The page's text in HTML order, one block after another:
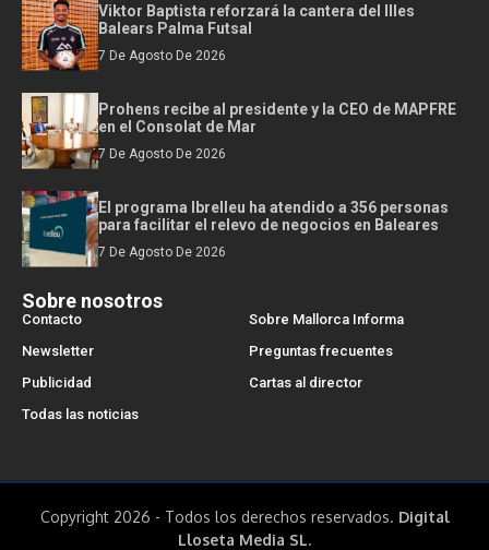
Viktor Baptista reforzará la cantera del Illes
Balears Palma Futsal
7 De Agosto De 2026
Prohens recibe al presidente y la CEO de MAPFRE
en el Consolat de Mar
7 De Agosto De 2026
El programa Ibrelleu ha atendido a 356 personas
para facilitar el relevo de negocios en Baleares
7 De Agosto De 2026
Sobre nosotros
Contacto
Sobre Mallorca Informa
Newsletter
Preguntas frecuentes
Publicidad
Cartas al director
Todas las noticias
Copyright 2026 - Todos los derechos reservados. Digital
Lloseta Media SL.